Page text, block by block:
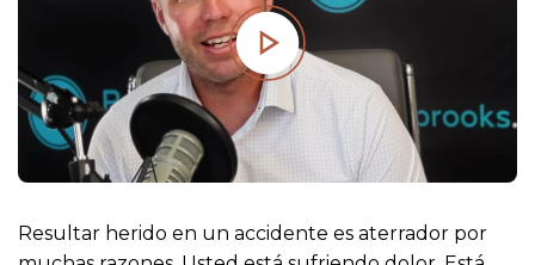
Resultar herido en un accidente es aterrador por